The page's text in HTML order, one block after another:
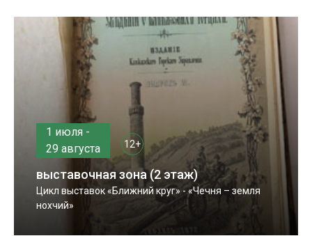
1 июля -
29 августа
12+
выставочная зона (2 этаж)
Цикл выставок «Ближний круг» - «Чечня – земля
нохчий»